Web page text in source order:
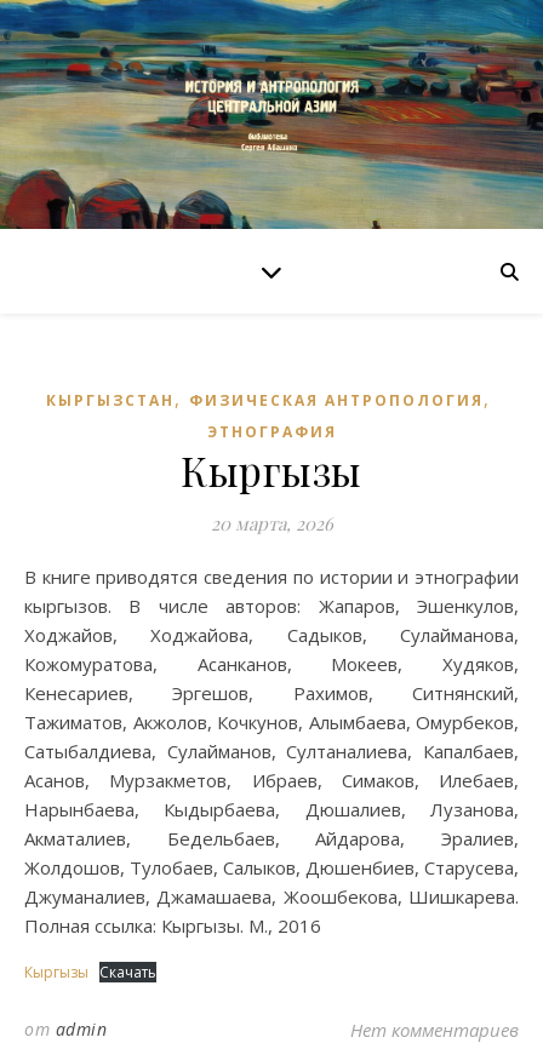
КЫРГЫЗСТАН , ФИЗИЧЕСКАЯ АНТРОПОЛОГИЯ ,
ЭТНОГРАФИЯ
Кыргызы
20 марта, 2026
В книге приводятся сведения по истории и этнографии
кыргызов. В числе авторов: Жапаров, Эшенкулов,
Ходжайов, Ходжайова, Садыков, Сулайманова,
Кожомуратова, Асанканов, Мокеев, Худяков,
Кенесариев, Эргешов, Рахимов, Ситнянский,
Тажиматов, Акжолов, Кочкунов, Алымбаева, Омурбеков,
Сатыбалдиева, Сулайманов, Султаналиева, Капалбаев,
Асанов, Мурзакметов, Ибраев, Симаков, Илебаев,
Нарынбаева, Кыдырбаева, Дюшалиев, Лузанова,
Акматалиев, Бедельбаев, Айдарова, Эралиев,
Жолдошов, Тулобаев, Салыков, Дюшенбиев, Старусева,
Джуманалиев, Джамашаева, Жоошбекова, Шишкарева.
Полная ссылка: Кыргызы. М., 2016
Кыргызы Скачать
от admin Нет комментариев